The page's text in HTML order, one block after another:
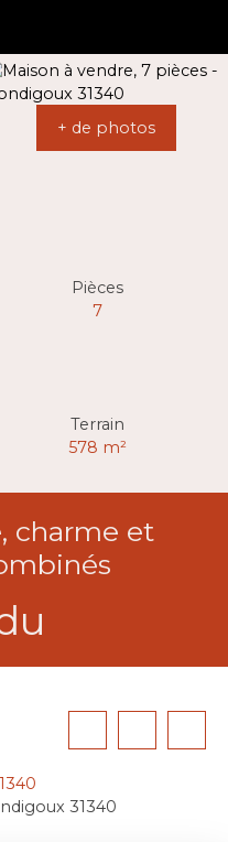
+ de photos
Pièces
7
Terrain
578 m²
charme et
31340